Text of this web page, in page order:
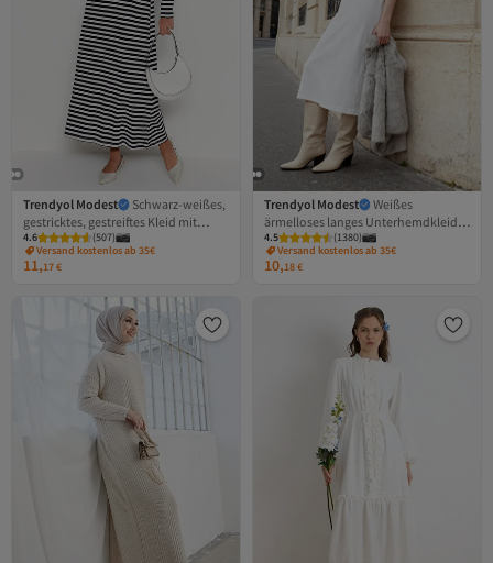
Trendyol Modest
Schwarz-weißes,
gestricktes, gestreiftes Kleid mit
Schulterknopfdetail
TCTSS23EB00291
4.6 (507)
Versand kostenlos ab 35€
11,17€
Trendyol Modest
Weißes
ärmelloses langes Unterhemdkleid
TCTSS21UK0034
4.5 (1380)
Versand kostenlos ab 35€
10,18€